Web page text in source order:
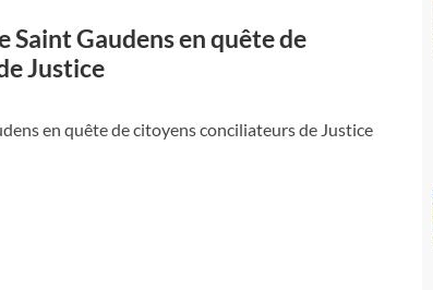
Saint Gaudens en quête de
Justice
en quête de citoyens conciliateurs de Justice